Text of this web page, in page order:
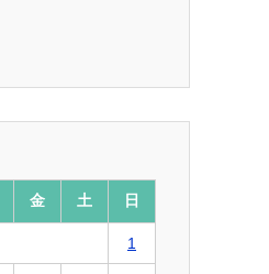
金 土 日
1